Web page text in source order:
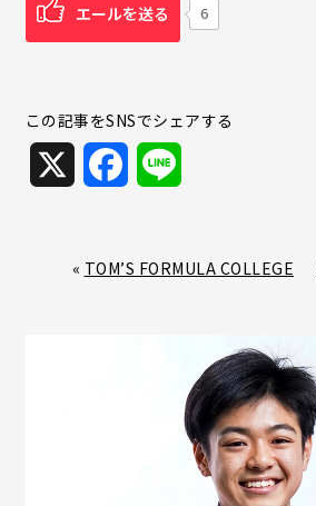
エールを送る 6
この記事をSNSでシェアする
« TOM’S FORMULA COLLEGE